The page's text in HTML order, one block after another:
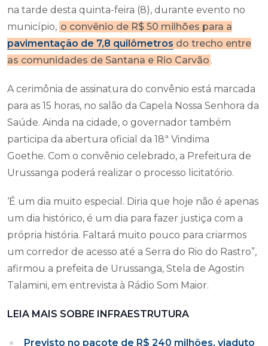
na tarde desta quinta-feira (8), durante evento no
município, o convênio de R$ 50 milhões para a
pavimentação de 7,8 quilômetros do trecho entre
as comunidades de Santana e Rio Carvão .
A cerimônia de assinatura do convênio está marcada
para as 15 horas, no salão da Capela Nossa Senhora da
Saúde. Ainda na cidade, o governador também
participa da abertura oficial da 18ª Vindima
Goethe. Com o convênio celebrado, a Prefeitura de
Urussanga poderá realizar o processo licitatório.
‘É um dia muito especial. Diria que hoje não é apenas
um dia histórico, é um dia para fazer justiça com a
própria história. Faltará muito pouco para criarmos
um corredor de acesso até a Serra do Rio do Rastro”,
afirmou a prefeita de Urussanga, Stela de Agostin
Talamini, em entrevista à Rádio Som Maior.
LEIA MAIS SOBRE INFRAESTRUTURA
Previsto no pacote de R$ 240 milhões, viaduto